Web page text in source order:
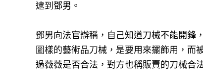
逮到鄧男。
鄧男向法官辯稱，自己知道刀械不能開鋒
圖樣的藝術品刀械，是要用來擺飾用，而
過薇薇是否合法，對方也稱販賣的刀械合